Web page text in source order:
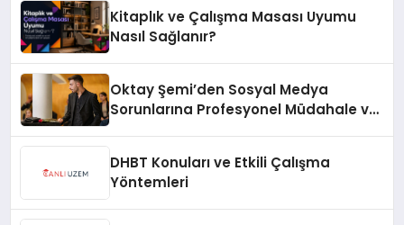
Kitaplık ve Çalışma Masası Uyumu
Nasıl Sağlanır?
Oktay Şemi’den Sosyal Medya
Sorunlarına Profesyonel Müdahale ve
DHBT Konuları ve Etkili Çalışma
Yöntemleri